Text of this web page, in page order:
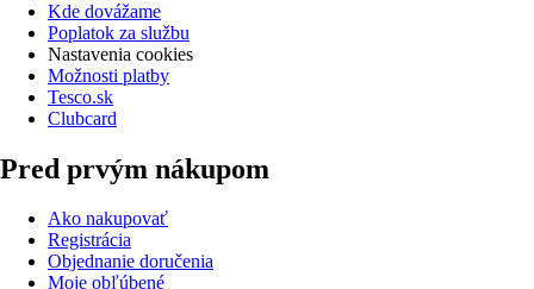
Kde dovážame
Poplatok za službu
Nastavenia cookies
Možnosti platby
Tesco.sk
Clubcard
Pred prvým nákupom
Ako nakupovať
Registrácia
Objednanie doručenia
Moje obľúbené